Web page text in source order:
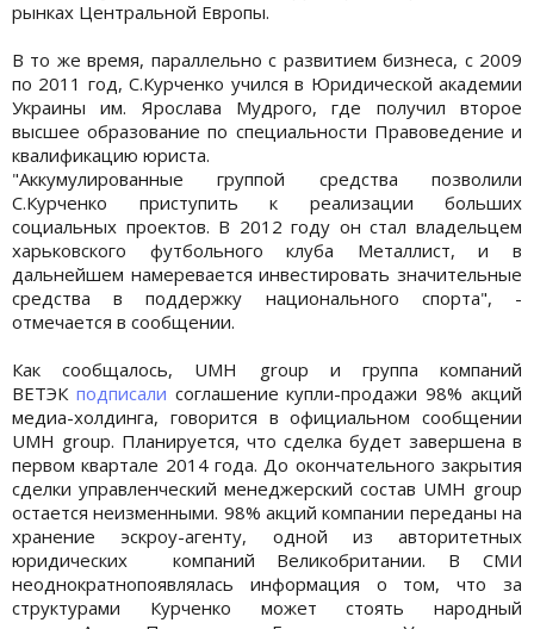
рынках Центральной Европы.
В то же время, параллельно с развитием бизнеса, с 2009
по 2011 год, С.Курченко учился в Юридической академии
Украины им. Ярослава Мудрого, где получил второе
высшее образование по специальности Правоведение и
квалификацию юриста.
"Аккумулированные группой средства позволили
С.Курченко приступить к реализации больших
социальных проектов. В 2012 году он стал владельцем
харьковского футбольного клуба Металлист, и в
дальнейшем намеревается инвестировать значительные
средства в поддержку национального спорта", -
отмечается в сообщении.
Как сообщалось, UMH group и группа компаний
ВЕТЭК подписали соглашение купли-продажи 98% акций
медиа-холдинга, говорится в официальном сообщении
UMH group. Планируется, что сделка будет завершена в
первом квартале 2014 года. До окончательного закрытия
сделки управленческий менеджерский состав UMH group
остается неизменными. 98% акций компании переданы на
хранение эскроу-агенту, одной из авторитетных
юридических компаний Великобритании. В СМИ
неоднократнопоявлялась информация о том, что за
структурами Курченко может стоять народный